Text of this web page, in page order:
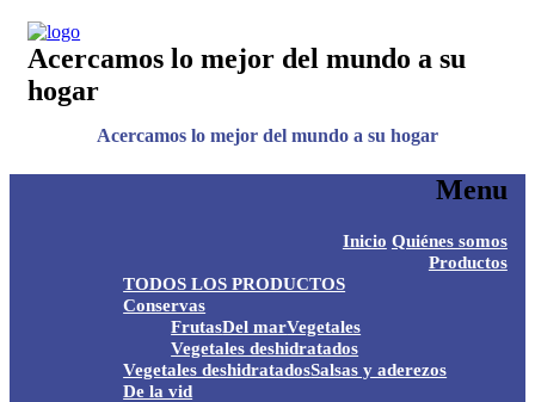
Acercamos lo mejor del mundo a su
hogar
Acercamos lo mejor del mundo a su hogar
Menu
to
Inicio Quiénes somos
Productos
TODOS LOS PRODUCTOS
Conservas
FrutasDel marVegetales
Vegetales deshidratados
Vegetales deshidratadosSalsas y aderezos
De la vid